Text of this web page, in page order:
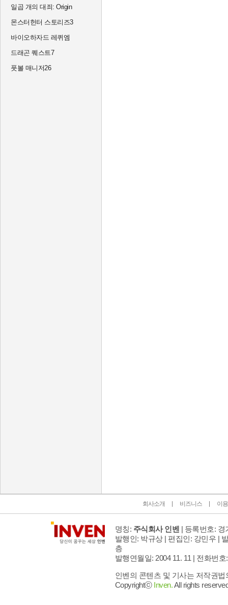
일곱 개의 대죄: Origin
몬스터헌터 스토리즈3
바이오하자드 레퀴엠
드래곤 퀘스트7
풋볼 매니저26
회사소개 비즈니스 이
명칭: 주식회사 인벤 | 등록번호: 경
발행인: 박규상 | 편집인: 강민우 |
층
발행연월일: 2004 11. 11 | 전화번호
인벤의 콘텐츠 및 기사는 저작권
Copyrightⓒ Inven.All rights